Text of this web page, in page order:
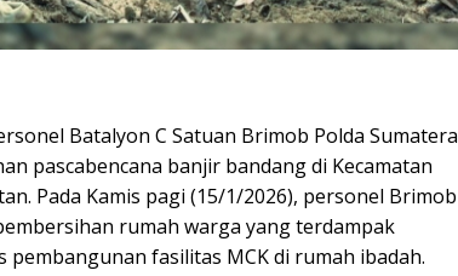
Batalyon C Satuan Brimob Polda Sumatera
pascabencana banjir bandang di Kecamatan
Pada Kamis pagi (15/1/2026), personel Brimob
rumah warga yang terdampak
fasilitas MCK di rumah ibadah.